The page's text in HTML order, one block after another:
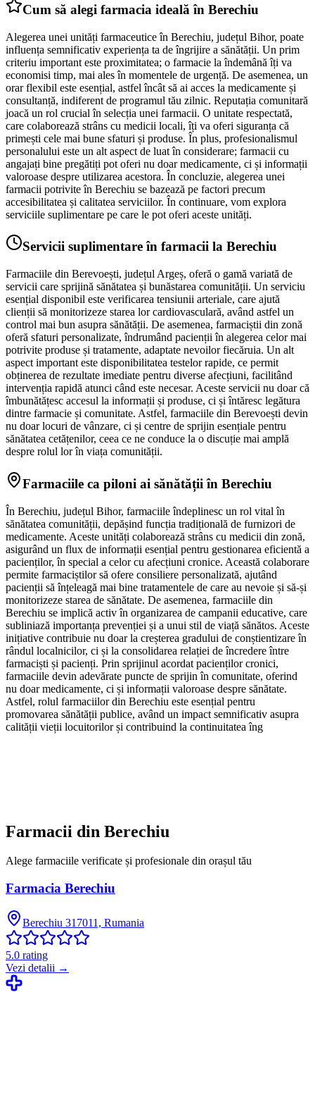
Cum să alegi farmacia ideală în Berechiu
Alegerea unei unități farmaceutice în Berechiu, județul Bihor, poate
influența semnificativ experiența ta de îngrijire a sănătății. Un prim
criteriu important este proximitatea; o farmacie la îndemână îți va
economisi timp, mai ales în momentele de urgență. De asemenea, un
orar flexibil este esențial, astfel încât să ai acces la medicamente și
consultanță, indiferent de programul tău zilnic. Reputația comunitară
joacă un rol crucial în selecția unei farmacii. O unitate respectată,
care colaborează strâns cu medicii locali, îți va oferi siguranța că
primești cele mai bune sfaturi și produse. În plus, profesionalismul
personalului este un alt aspect de luat în considerare; farmacii cu
angajați bine pregătiți pot oferi nu doar medicamente, ci și informații
valoroase despre utilizarea acestora. În concluzie, alegerea unei
farmacii potrivite în Berechiu se bazează pe factori precum
accesibilitatea și calitatea serviciilor. În continuare, vom explora
serviciile suplimentare pe care le pot oferi aceste unități.
Servicii suplimentare în farmacii la Berechiu
Farmaciile din Berevoești, județul Argeș, oferă o gamă variată de
servicii care sprijină sănătatea și bunăstarea comunității. Un serviciu
esențial disponibil este verificarea tensiunii arteriale, care ajută
clienții să monitorizeze starea lor cardiovasculară, având astfel un
control mai bun asupra sănătății. De asemenea, farmaciștii din zonă
oferă sfaturi personalizate, îndrumând pacienții în alegerea celor mai
potrivite produse și tratamente, adaptate nevoilor fiecăruia. Un alt
aspect important este disponibilitatea testelor rapide, ce permit
obținerea de rezultate imediate pentru diverse afecțiuni, facilitând
intervenția rapidă atunci când este necesar. Aceste servicii nu doar că
îmbunătățesc accesul la informații și produse, ci și întăresc legătura
dintre farmacie și comunitate. Astfel, farmaciile din Berevoești devin
nu doar locuri de vânzare, ci și centre de sprijin esențiale pentru
sănătatea cetățenilor, ceea ce ne conduce la o discuție mai amplă
despre rolul lor în viața comunității.
Farmaciile ca piloni ai sănătății în Berechiu
În Berechiu, județul Bihor, farmaciile îndeplinesc un rol vital în
sănătatea comunității, depășind funcția tradițională de furnizori de
medicamente. Aceste unități colaborează strâns cu medicii din zonă,
asigurând un flux de informații esențial pentru gestionarea eficientă a
pacienților, în special a celor cu afecțiuni cronice. Această colaborare
permite farmaciștilor să ofere consiliere personalizată, ajutând
pacienții să înțeleagă mai bine tratamentele de care au nevoie și să-și
monitorizeze starea de sănătate. De asemenea, farmaciile din
Berechiu se implică activ în organizarea de campanii educative, care
subliniază importanța prevenției și a unui stil de viață sănătos. Aceste
inițiative contribuie nu doar la creșterea gradului de conștientizare în
rândul localnicilor, ci și la consolidarea relației de încredere între
farmaciști și pacienți. Prin sprijinul acordat pacienților cronici,
farmaciile devin adevărate puncte de sprijin în comunitate, oferind
nu doar medicamente, ci și informații valoroase despre sănătate.
Astfel, rolul farmaciilor din Berechiu este esențial pentru
promovarea sănătății publice, având un impact semnificativ asupra
calității vieții locuitorilor și contribuind la continuitatea îng
Farmacii din Berechiu
Alege farmaciile verificate și profesionale din orașul tău
Farmacia Berechiu
Berechiu 317011, Rumania
5.0 rating
Vezi detalii →